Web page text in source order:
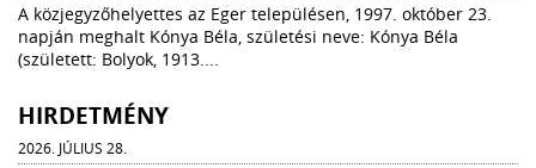
A közjegyzőhelyettes az Eger településen, 1997. október 23.
napján meghalt Kónya Béla, születési neve: Kónya Béla
(született: Bolyok, 1913....
HIRDETMÉNY
2026. JÚLIUS 28.